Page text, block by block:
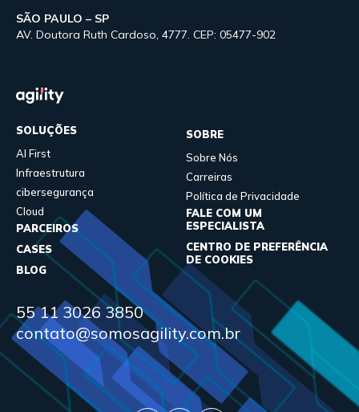
SÃO PAULO – SP
AV. Doutora Ruth Cardoso, 4777. CEP: 05477-902
SOLUÇÕES
AI First
Infraestrutura
cibersegurança
Cloud
PARCEIROS
CASES
BLOG
SOBRE
Sobre Nós
Carreiras
Política de Privacidade
FALE COM UM
ESPECIALISTA
CENTRO DE PREFERÊNCIA
DE COOKIES
55 11 3026 3850
contato@somosagility.com.br